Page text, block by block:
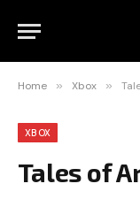
Home » Xbox »
XBOX
Tales of